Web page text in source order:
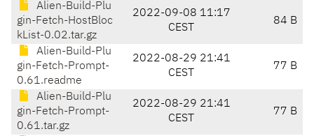
Alien-Build-Plu
gin-Fetch-HostBloc
kList-0.02.tar.gz
2022-09-08 11:17
CEST
84 B
Alien-Build-Plu
gin-Fetch-Prompt-
0.61.readme
2022-08-29 21:41
CEST
77 B
Alien-Build-Plu
gin-Fetch-Prompt-
0.61.tar.gz
2022-08-29 21:41
CEST
77 B